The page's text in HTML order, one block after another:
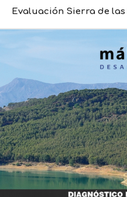
Evaluación Sierra de las